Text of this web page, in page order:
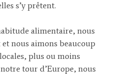
s’y prêtent.
alimentaire, nous
nous aimons beaucoup
plus ou moins
tour d’Europe, nous